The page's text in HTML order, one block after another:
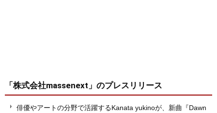
「株式会社massenext」 のプレスリリース
俳優やアートの分野で活躍するKanata yukinoが、新曲『Dawn